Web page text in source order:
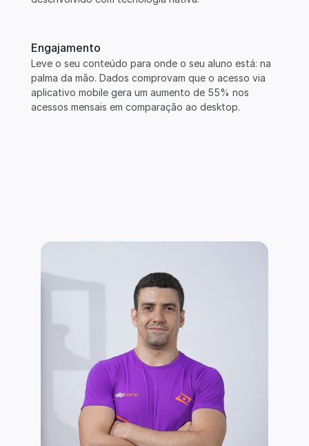
Engajamento
Leve o seu conteúdo para onde o seu aluno está: na
palma da mão. Dados comprovam que o acesso via
aplicativo mobile gera um aumento de 55% nos
acessos mensais em comparação ao desktop.